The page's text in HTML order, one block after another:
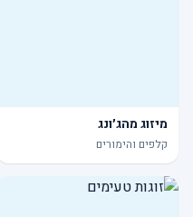
מיזוג מהג׳ונג
קלפים והימורים